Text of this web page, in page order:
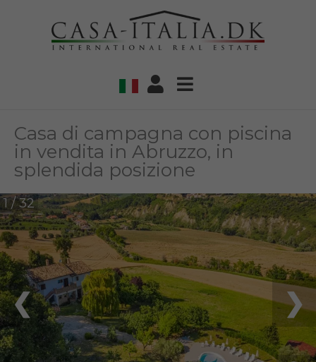
Casa di campagna con piscina
in vendita in Abruzzo, in
splendida posizione
1 / 32
❮ ❯